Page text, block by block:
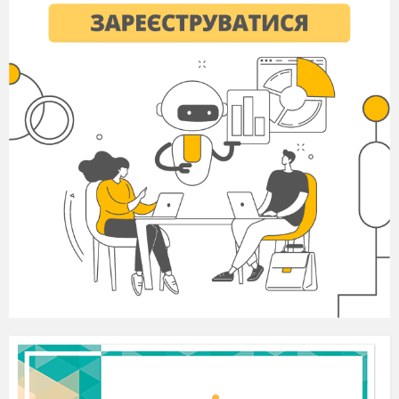
етикету. Наслідками стає те, що діти не вміють
домовлятися, не ведуть діалог один з одним, під час
розмови часто використовують слова-паразити, не
чують і перебивають товариша; майже усі діти
вживають елементарні ввічливі слова, а це доводить,
що вони недостатньо володіють мовним етикетом. На
допомогу приходить комунікативна гра, вона являється
провідною діяльністю дошкільника і є колективною, а
це передусім необхідність спілкування з однолітками чи
дорослими.
Комунікативні ігри варто впроваджувати у різних
життєвих ситуаціях, на заняттях, розвагах,
театралізованій та музичній діяльності, на прогулянці.
Можна грати перед заняттями та використовувати як
фізкультхвилинки. Гра, найчастіше, буде успішною тоді,
коли всі діти стоять у колі, де видно один одного.
Важливо стежити за тим, щоб кожна дитина не
залишилась без уваги, мала можливість висловити свою
дорослого, а згодом діти самі повинні починати
організовувати не складні комунікативні ігри.
Комплексно застосовувати комунікативні ігри доцільно
тоді, коли відбувається адаптація дитини до